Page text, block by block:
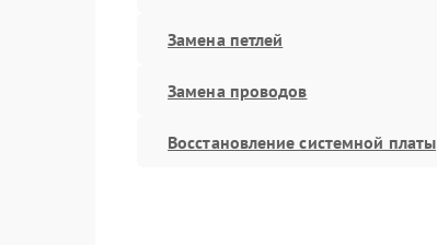
Замена петлей
Замена проводов
Восстановление системной платы